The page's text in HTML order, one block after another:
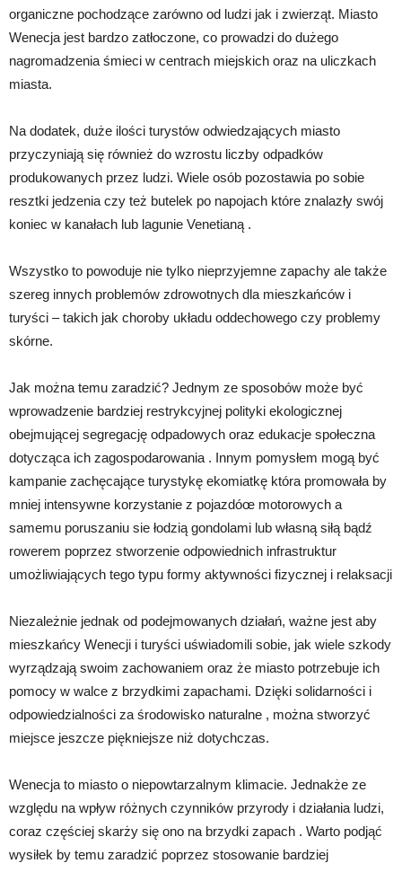
organiczne pochodzące zarówno od ludzi jak i zwierząt. Miasto
Wenecja jest bardzo zatłoczone, co prowadzi do dużego
nagromadzenia śmieci w centrach miejskich oraz na uliczkach
miasta.
Na dodatek, duże ilości turystów odwiedzających miasto
przyczyniają się również do wzrostu liczby odpadków
produkowanych przez ludzi. Wiele osób pozostawia po sobie
resztki jedzenia czy też butelek po napojach które znalazły swój
koniec w kanałach lub lagunie Venetianą .
Wszystko to powoduje nie tylko nieprzyjemne zapachy ale także
szereg innych problemów zdrowotnych dla mieszkańców i
turyści – takich jak choroby układu oddechowego czy problemy
skórne.
Jak można temu zaradzić? Jednym ze sposobów może być
wprowadzenie bardziej restrykcyjnej polityki ekologicznej
obejmującej segregację odpadowych oraz edukacje społeczna
dotycząca ich zagospodarowania . Innym pomysłem mogą być
kampanie zachęcające turystykę ekomiatkę która promowała by
mniej intensywne korzystanie z pojazdóœ motorowych a
samemu poruszaniu sie łodzią gondolami lub własną siłą bądź
rowerem poprzez stworzenie odpowiednich infrastruktur
umożliwiających tego typu formy aktywności fizycznej i relaksacji
Niezależnie jednak od podejmowanych działań, ważne jest aby
mieszkańcy Wenecji i turyści uświadomili sobie, jak wiele szkody
wyrządzają swoim zachowaniem oraz że miasto potrzebuje ich
pomocy w walce z brzydkimi zapachami. Dzięki solidarności i
odpowiedzialności za środowisko naturalne , można stworzyć
miejsce jeszcze piękniejsze niż dotychczas.
Wenecja to miasto o niepowtarzalnym klimacie. Jednakże ze
względu na wpływ różnych czynników przyrody i działania ludzi,
coraz częściej skarży się ono na brzydki zapach . Warto podjąć
wysiłek by temu zaradzić poprzez stosowanie bardziej